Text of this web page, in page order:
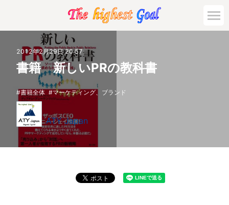
2012年2月29日 20:57
書籍 新しいPRの教科書
書籍全体 マーケティング、ブランド
ATY Japan